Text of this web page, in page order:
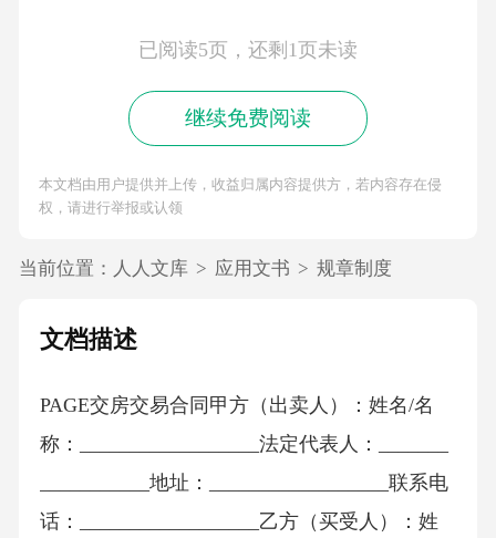
已阅读5页，还剩1页未读
继续免费阅读
本文档由用户提供并上传，收益归属内容提供方，若内容存在侵
权，请进行举报或认领
当前位置： 人人文库 > 应用文书 > 规章制度
文档描述
PAGE交房交易合同甲方（出卖人）：姓名/名
称：__________________法定代表人：_______
___________地址：__________________联系电
话：__________________乙方（买受人）：姓